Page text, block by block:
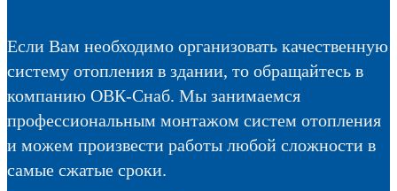
Если Вам необходимо организовать качественную
систему отопления в здании, то обращайтесь в
компанию ОВК-Снаб. Мы занимаемся
профессиональным монтажом систем отопления
и можем произвести работы любой сложности в
самые сжатые сроки.